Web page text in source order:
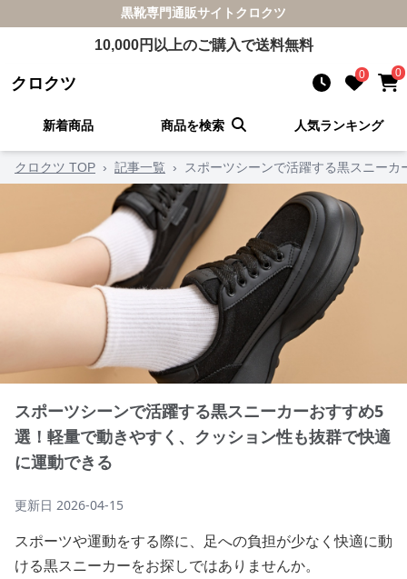
黒靴専門通販サイト クロクツ
10,000円以上のご購入で送料無料
クロクツ 0 0
新着商品 商品を検索 人気ランキング
クロクツ TOP › 記事一覧 › スポーツシーンで活躍する黒スニー
スポーツシーンで活躍する黒スニーカーおすすめ5
選！軽量で動きやすく、クッション性も抜群で快適
に運動できる
更新日 2026-04-15
スポーツや運動をする際に、足への負担が少なく快適に動
ける黒スニーカーをお探しではありませんか。